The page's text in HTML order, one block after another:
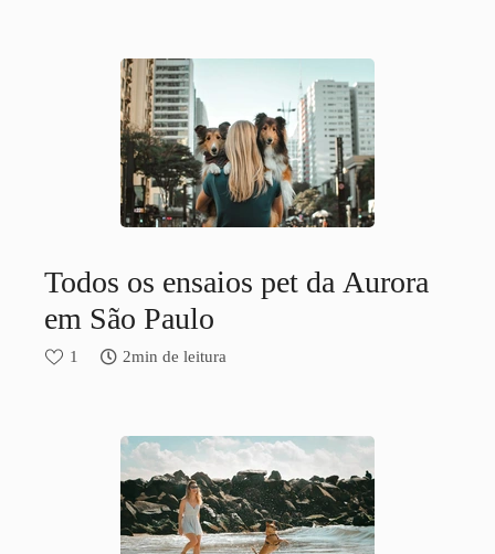
Todos os ensaios pet da Aurora
em São Paulo
1 2min de leitura